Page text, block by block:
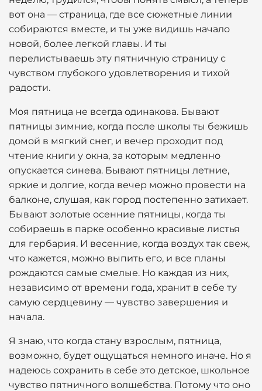
вот она — страница, где все сюжетные линии
собираются вместе, и ты уже видишь начало
новой, более легкой главы. И ты
перелистываешь эту пятничную страницу с
чувством глубокого удовлетворения и тихой
радости.
Моя пятница не всегда одинакова. Бывают
пятницы зимние, когда после школы ты бежишь
домой в мягкий снег, и вечер проходит под
чтение книги у окна, за которым медленно
опускается синева. Бывают пятницы летние,
яркие и долгие, когда вечер можно провести на
балконе, слушая, как город постепенно затихает.
Бывают золотые осенние пятницы, когда ты
собираешь в парке особенно красивые листья
для гербария. И весенние, когда воздух так свеж,
что кажется, можно выпить его, и все планы
рождаются самые смелые. Но каждая из них,
независимо от времени года, хранит в себе ту
самую сердцевину — чувство завершения и
начала.
Я знаю, что когда стану взрослым, пятница,
возможно, будет ощущаться немного иначе. Но я
надеюсь сохранить в себе это детское, школьное
чувство пятничного волшебства. Потому что оно